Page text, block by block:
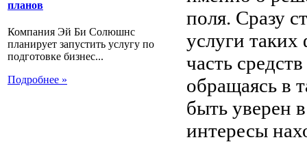
планов
Компания Эй Би Солюшнс
планирует запустить услугу по
подготовке бизнес...
Подробнее »
поля. Сразу
услуги
часть
обращаясь в
быть уверен
интересы